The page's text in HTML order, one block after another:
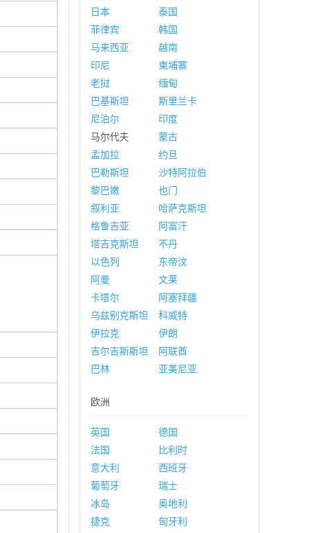
日本
泰国
菲律宾
韩国
马来西亚
越南
印尼
柬埔寨
老挝
缅甸
巴基斯坦
斯里兰卡
尼泊尔
印度
马尔代夫
蒙古
孟加拉
约旦
巴勒斯坦
沙特阿拉伯
黎巴嫩
也门
叙利亚
哈萨克斯坦
格鲁吉亚
阿富汗
塔吉克斯坦
不丹
以色列
东帝汶
阿曼
文莱
卡塔尔
阿塞拜疆
乌兹别克斯坦
科威特
伊拉克
伊朗
吉尔吉斯斯坦
阿联酋
巴林
亚美尼亚
欧洲
英国
德国
法国
比利时
意大利
西班牙
葡萄牙
瑞士
冰岛
奥地利
捷克
匈牙利